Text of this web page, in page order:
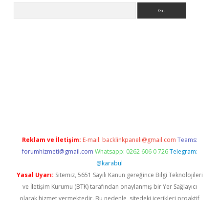
Reklam ve İletişim: E-mail: backlinkpaneli@gmail.com Teams:
forumhizmeti@gmail.com Whatsapp: 0262 606 0 726 Telegram:
@karabul
Yasal Uyarı: Sitemiz, 5651 Sayılı Kanun gereğince Bilgi Teknolojileri
ve İletişim Kurumu (BTK) tarafından onaylanmış bir Yer Sağlayıcı
olarak hizmet vermektedir. Bu nedenle, sitedeki içerikleri proaktif